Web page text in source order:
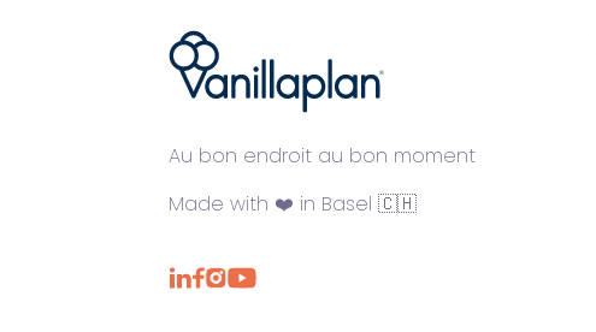
®
Au bon endroit au bon moment
Made with ❤️ in Basel 🇨🇭